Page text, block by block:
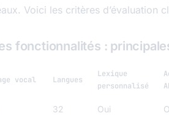
Voici les critères d’évaluation
fonctionnalités :
vocal Langues
Lexique
personnalisé
32 Oui